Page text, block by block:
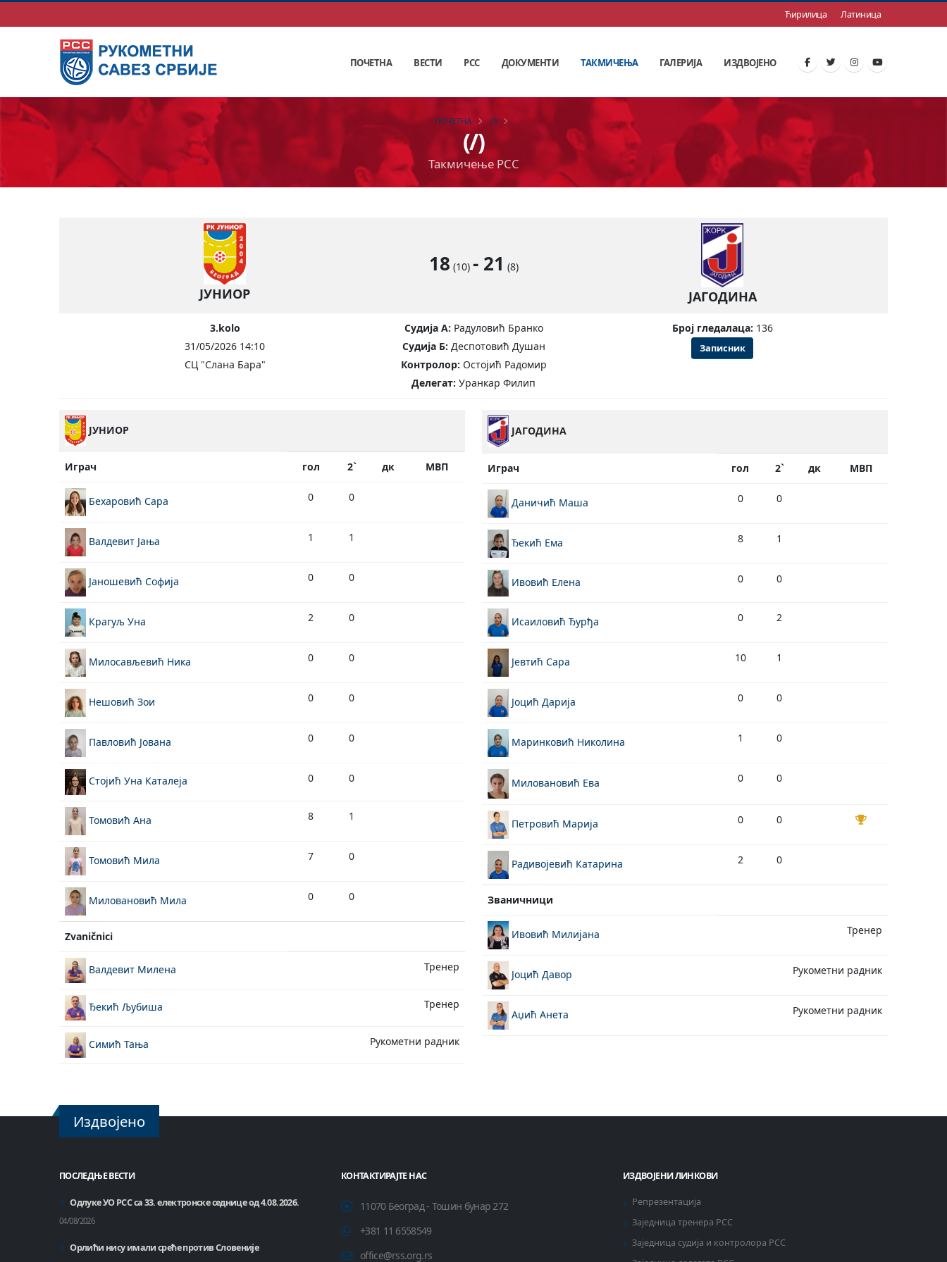
Ћирилица Латиница
ПОЧЕТНА ВЕСТИ РСС ДОКУМЕНТИ ТАКМИЧЕЊА ГАЛЕРИЈА ИЗДВОЈЕНО
(/)
Такмичење РСС
ПОЧЕТНА (/)
ЈУНИОР
18 (10) - 21 (8)
ЈАГОДИНА
3.kolo
31/05/2026 14:10
СЦ "Слана Бара"
Судија А: Радуловић Бранко
Судија Б: Деспотовић Душан
Контролор: Остојић Радомир
Делегат: Уранкар Филип
Број гледалаца: 136
Записник
ЈУНИОР
Играч гол 2` дк МВП
Бехаровић Сара 0 0
Валдевит Јања 1 1
Јаношевић Софија 0 0
Крагуљ Уна 2 0
Милосављевић Ника 0 0
Нешовић Зои 0 0
Павловић Јована 0 0
Стојић Уна Каталеја 0 0
Томовић Ана 8 1
Томовић Мила 7 0
Миловановић Мила 0 0
Zvaničnici
Валдевит Милена Тренер
Ђекић Љубиша Тренер
Симић Тања Рукометни радник
ЈАГОДИНА
Играч гол 2` дк МВП
Даничић Маша 0 0
Ђекић Ема 8 1
Ивовић Елена 0 0
Исаиловић Ђурђа 0 2
Јевтић Сара 10 1
Јоцић Дарија 0 0
Маринковић Николина 1 0
Миловановић Ева 0 0
Петровић Марија 0 0
Радивојевић Катарина 2 0
Званичници
Ивовић Милијана Тренер
Јоцић Давор Рукометни радник
Аџић Анета Рукометни радник
Издвојено
ПОСЛЕДЊЕ ВЕСТИ
Одлуке УО РСС са 33. електронске седнице од 4.08.2026.
04/08/2026
Орлићи нису имали среће против Словеније
КОНТАКТИРАЈТЕ НАС
11070 Београд - Тошин бунар 272
+381 11 6558549
office@rss.org.rs
ИЗДВОЈЕНИ ЛИНКОВИ
Репрезентација
Заједница тренера РСС
Заједница судија и контролора РСС